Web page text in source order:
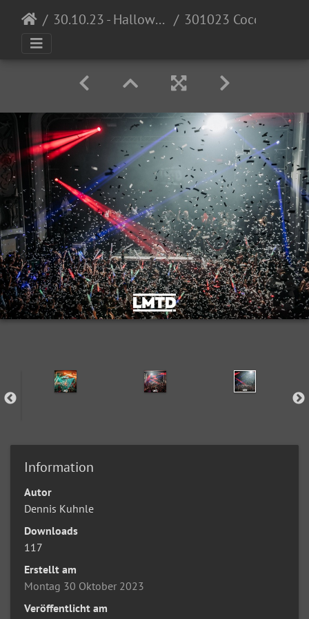
30.10.23 - Halloween Invasion @ Cocomo
Information
Autor
Dennis Kuhnle
Downloads
117
Erstellt am
Montag 30 Oktober 2023
Veröffentlicht am